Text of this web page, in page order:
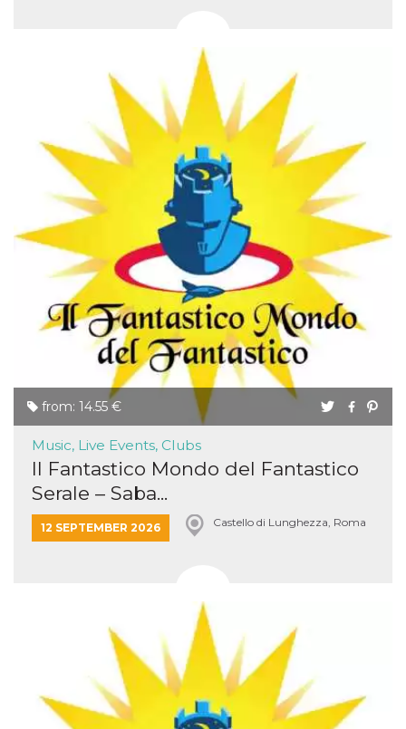
from: 14.55 €
Music, Live Events, Clubs
Il Fantastico Mondo del Fantastico
Serale – Saba...
12 SEPTEMBER 2026 Castello di Lunghezza, Roma